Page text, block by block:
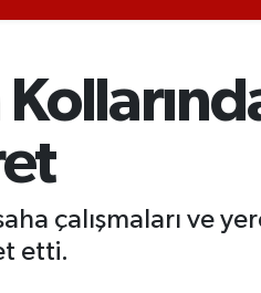
çalışmaları ve
etti.